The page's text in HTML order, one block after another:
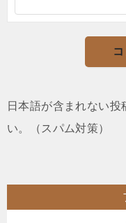
日本語が含まれない投
い。（スパム対策）